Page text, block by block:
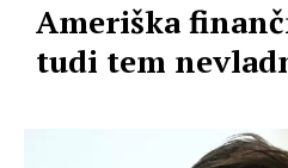
Ameriška
tudi tem